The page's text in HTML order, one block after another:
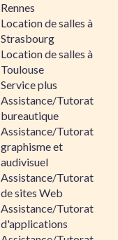
Rennes
Location de salles à
Strasbourg
Location de salles à
Toulouse
Service plus
Assistance/Tutorat
bureautique
Assistance/Tutorat
graphisme et
audivisuel
Assistance/Tutorat
de sites Web
Assistance/Tutorat
d'applications